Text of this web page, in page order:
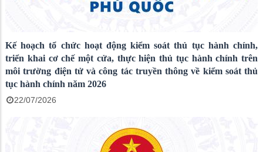
Kế hoạch tổ chức hoạt động kiểm soát thủ tục hành chính,
triển khai cơ chế một cửa, thực hiện thủ tục hành chính trên
môi trường điện tử và công tác truyền thông về kiểm soát thủ
tục hành chính năm 2026
22/07/2026